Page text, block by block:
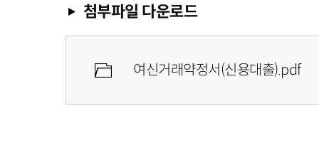
첨부파일 다운로드
여신거래약정서(신용대출).pdf